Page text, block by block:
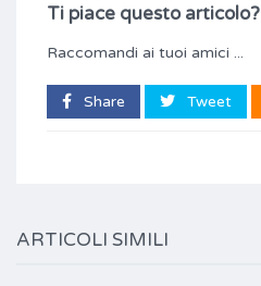
Ti piace questo articolo?
Raccomandi ai tuoi amici ...
Share Tweet
ARTICOLI SIMILI